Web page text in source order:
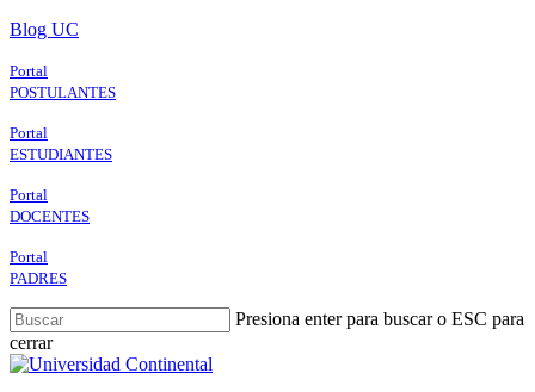
Skip
main
content
Blog UC
Portal
POSTULANTES
Portal
ESTUDIANTES
Portal
DOCENTES
Portal
PADRES
Presiona enter para buscar o ESC para
cerrar
Close